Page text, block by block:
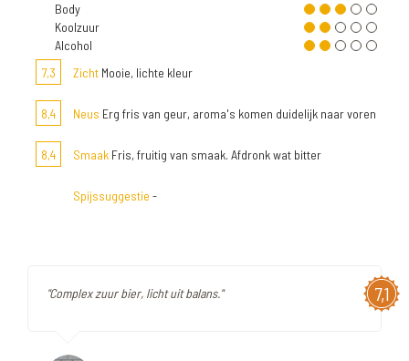
Body
Koolzuur
Alcohol
7,3
Zicht Mooie, lichte kleur
8,4 Neus Erg fris van geur, aroma's komen duidelijk naar voren
8,4 Smaak Fris, fruitig van smaak. Afdronk wat bitter
Spijssuggestie -
7,1
"Complex zuur bier, licht uit balans."